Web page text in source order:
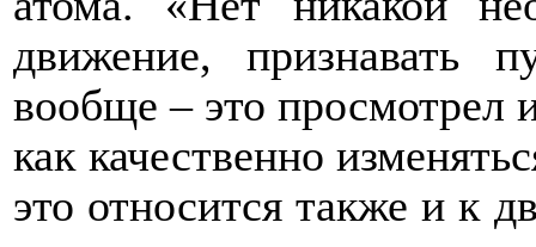
движение, признавать
вообще – это просмотрел
как качественно
это относится также и к